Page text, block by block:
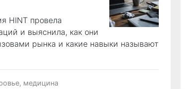
HINT провела
и выяснила, как они
рынка и какие навыки называют
медицина